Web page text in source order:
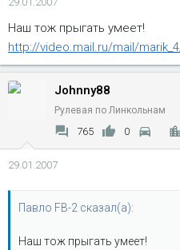
Наш тож прыгать умеет!
http://video.mail.ru/mail/
Johnny88
Рулевая по Линкольнам
765 0
29.01.2007
Павло FB-2 сказал(а):
Наш тож прыгать умеет!